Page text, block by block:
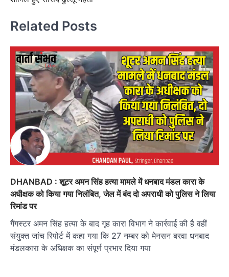
Related Posts
DHANBAD : शूटर अमन सिंह हत्या मामले में धनबाद मंडल कारा के
अधीक्षक को किया गया निलंबित, जेल में बंद दो अपराधी को पुलिस ने लिया
रिमांड पर
गैंगस्टर अमन सिंह हत्या के बाद गृह कारा विभाग ने कार्रवाई की है वहीं
संयुक्त जांच रिपोर्ट में कहा गया कि 27 नम्बर को मेनसन बरवा धनबाद
मंडलकारा के अधिक्षक का संपूर्ण प्रभार दिया गया